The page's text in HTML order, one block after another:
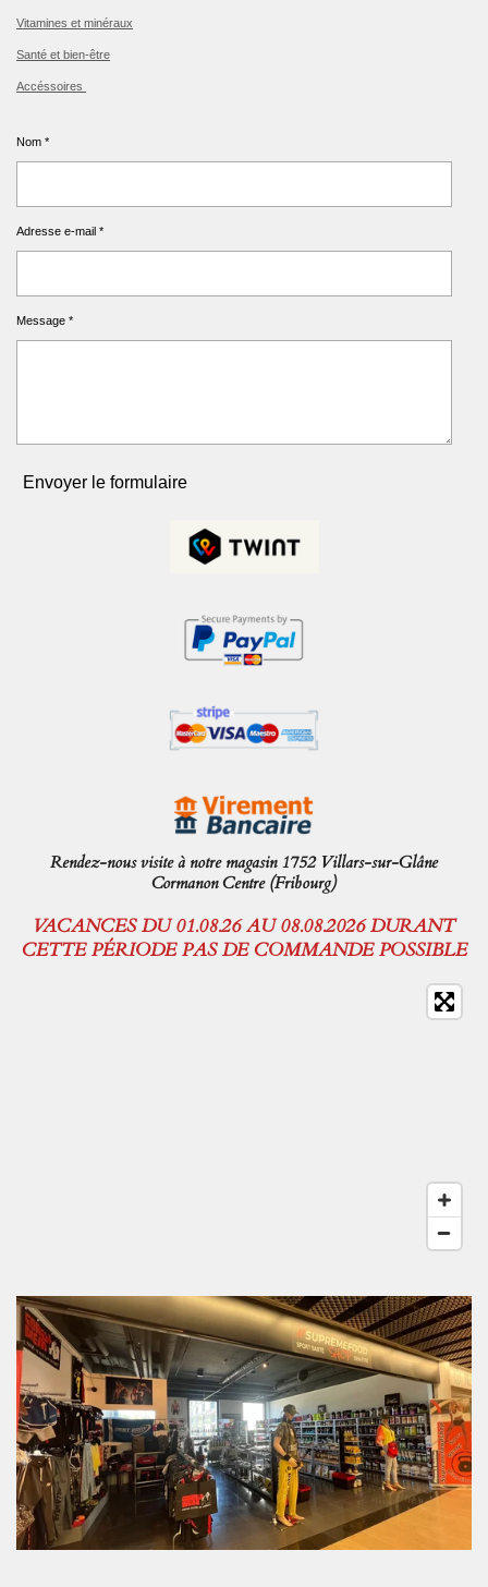
Vitamines et minéraux
Santé et bien-être
Accéssoires
Nom *
Adresse e-mail *
Message *
Envoyer le formulaire
Rendez-nous visite à notre magasin 1752 Villars-sur-Glâne
Cormanon Centre (Fribourg)
VACANCES DU 01.08.26 AU 08.08.2026 DURANT
CETTE PÉRIODE PAS DE COMMANDE POSSIBLE